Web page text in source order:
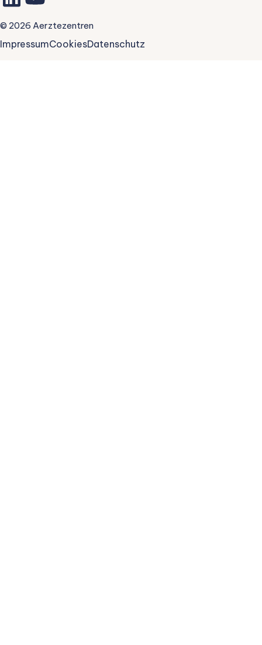
© 2026 Aerztezentren
ImpressumCookiesDatenschutz